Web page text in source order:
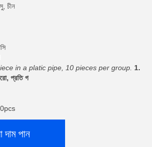
চীন
in a platic pipe, 10 pieces per group. 1.
প্রতি গ
দাম পান